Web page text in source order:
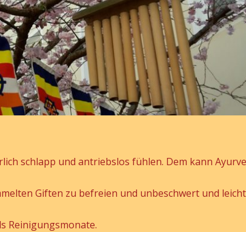
schlapp und antriebslos fühlen. Dem kann
Giften zu befreien und unbeschwert und
Reinigungsmonate.